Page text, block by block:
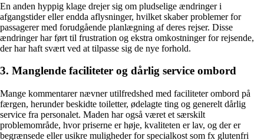
En anden hyppig klage drejer sig om pludselige ændringer i
afgangstider eller endda aflysninger, hvilket skaber problemer for
passagerer med forudgående planlægning af deres rejser. Disse
ændringer har ført til frustration og ekstra omkostninger for rejsende,
der har haft svært ved at tilpasse sig de nye forhold.
3. Manglende faciliteter og dårlig service ombord
Mange kommentarer nævner utilfredshed med faciliteter ombord på
færgen, herunder beskidte toiletter, ødelagte ting og generelt dårlig
service fra personalet. Maden har også været et særskilt
problemområde, hvor priserne er høje, kvaliteten er lav, og der er
begrænsede eller usikre muligheder for specialkost som fx glutenfri